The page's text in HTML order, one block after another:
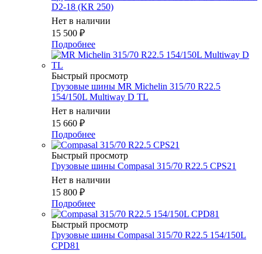
D2-18 (KR 250)
Нет в наличии
15 500 ₽
Подробнее
Быстрый просмотр
Грузовые шины MR Michelin 315/70 R22.5
154/150L Multiway D TL
Нет в наличии
15 660 ₽
Подробнее
Быстрый просмотр
Грузовые шины Compasal 315/70 R22.5 CPS21
Нет в наличии
15 800 ₽
Подробнее
Быстрый просмотр
Грузовые шины Compasal 315/70 R22.5 154/150L
CPD81